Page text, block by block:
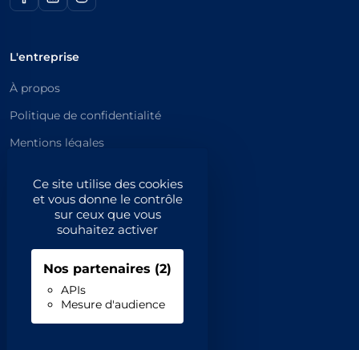
Ce site utilise des cookies
et vous donne le contrôle
sur ceux que vous
souhaitez activer
Nos partenaires (2)
APIs
Mesure d'audience
L'entreprise
À propos
Politique de confidentialité
Mentions légales
Catégories principales
Catégories
Professionnels
Inscrivez-vous